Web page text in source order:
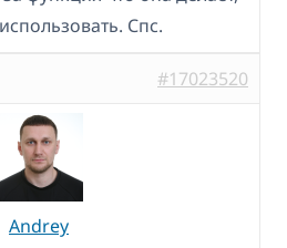
Спс.
#17023520
Andrey